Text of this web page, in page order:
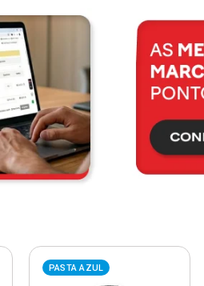
PASTA AZUL